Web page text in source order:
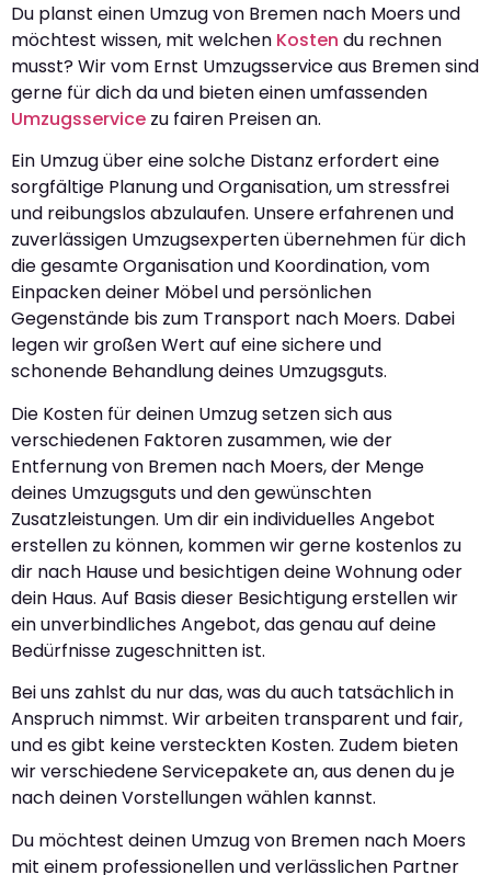
Du planst einen Umzug von Bremen nach Moers und
möchtest wissen, mit welchen Kosten du rechnen
musst? Wir vom Ernst Umzugsservice aus Bremen sind
gerne für dich da und bieten einen umfassenden
Umzugsservice zu fairen Preisen an.
Ein Umzug über eine solche Distanz erfordert eine
sorgfältige Planung und Organisation, um stressfrei
und reibungslos abzulaufen. Unsere erfahrenen und
zuverlässigen Umzugsexperten übernehmen für dich
die gesamte Organisation und Koordination, vom
Einpacken deiner Möbel und persönlichen
Gegenstände bis zum Transport nach Moers. Dabei
legen wir großen Wert auf eine sichere und
schonende Behandlung deines Umzugsguts.
Die Kosten für deinen Umzug setzen sich aus
verschiedenen Faktoren zusammen, wie der
Entfernung von Bremen nach Moers, der Menge
deines Umzugsguts und den gewünschten
Zusatzleistungen. Um dir ein individuelles Angebot
erstellen zu können, kommen wir gerne kostenlos zu
dir nach Hause und besichtigen deine Wohnung oder
dein Haus. Auf Basis dieser Besichtigung erstellen wir
ein unverbindliches Angebot, das genau auf deine
Bedürfnisse zugeschnitten ist.
Bei uns zahlst du nur das, was du auch tatsächlich in
Anspruch nimmst. Wir arbeiten transparent und fair,
und es gibt keine versteckten Kosten. Zudem bieten
wir verschiedene Servicepakete an, aus denen du je
nach deinen Vorstellungen wählen kannst.
Du möchtest deinen Umzug von Bremen nach Moers
mit einem professionellen und verlässlichen Partner